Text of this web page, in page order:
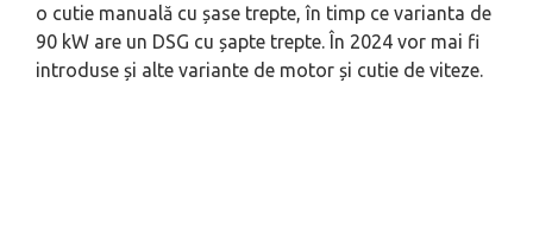
o cutie manuală cu șase trepte, în timp ce varianta de
90 kW are un DSG cu șapte trepte. În 2024 vor mai fi
introduse și alte variante de motor și cutie de viteze.